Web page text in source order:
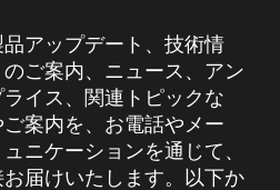
アップデート、技術情
ご案内、ニュース、アン
イス、関連トピックな
案内を、お電話やメー
ニケーションを通じて、
届けいたします。以下か